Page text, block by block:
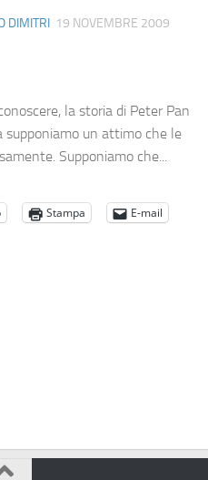
DIMITRI 19 NOVEMBRE 2009
la storia di Peter Pan
supponiamo un attimo che le
Supponiamo che...
Stampa
E-mail